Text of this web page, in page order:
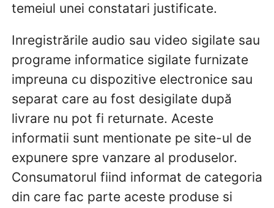
temeiul unei constatari justificate.
Inregistrările audio sau video sigilate sau
programe informatice sigilate furnizate
impreuna cu dispozitive electronice sau
separat care au fost desigilate după
livrare nu pot fi returnate. Aceste
informatii sunt mentionate pe site-ul de
expunere spre vanzare al produselor.
Consumatorul fiind informat de categoria
din care fac parte aceste produse si